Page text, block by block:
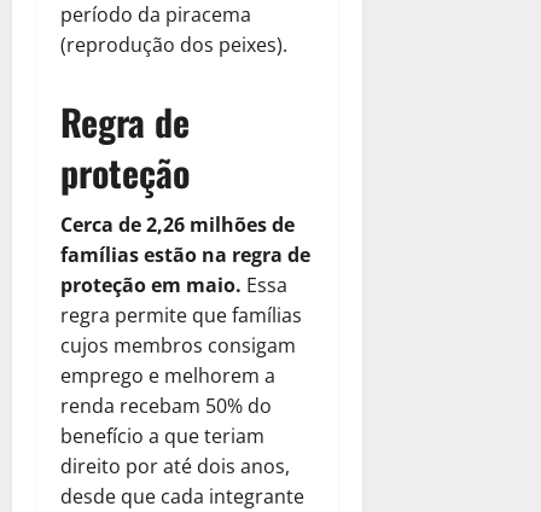
período da piracema
(reprodução dos peixes).
Regra de
proteção
Cerca de 2,26 milhões de
famílias estão na regra de
proteção em maio. Essa
regra permite que famílias
cujos membros consigam
emprego e melhorem a
renda recebam 50% do
benefício a que teriam
direito por até dois anos,
desde que cada integrante